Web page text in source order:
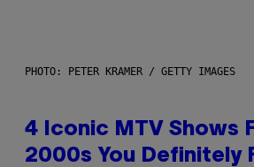
PHOTO: PETER KRAMER / GETTY IMAGES
4 Iconic MTV Shows
2000s You Definitely